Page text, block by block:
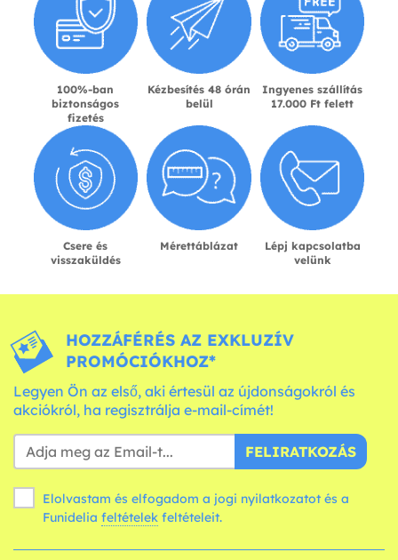
100%-ban
biztonságos
fizetés
Kézbesítés 48 órán
belül
Ingyenes szállítás
17.000 Ft felett
Csere és
visszaküldés
Mérettáblázat
Lépj kapcsolatba
velünk
HOZZÁFÉRÉS AZ EXKLUZÍV
PROMÓCIÓKHOZ*
Legyen Ön az első, aki értesül az újdonságokról és
akciókról, ha regisztrálja e-mail-címét!
FELIRATKOZÁS
Elolvastam és elfogadom a jogi nyilatkozatot és a
Funidelia feltételek feltételeit.